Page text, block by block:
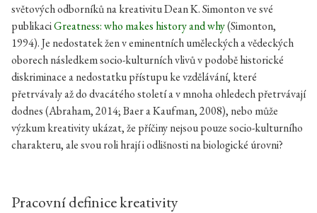
světových odborníků na kreativitu Dean K. Simonton ve své
publikaciGreatness: who makes history and why(Simonton,
1994). Je nedostatek žen v eminentních uměleckých a vědeckých
oborech následkem socio-kulturních vlivů v podobě historické
diskriminace a nedostatku přístupu ke vzdělávání, které
přetrvávaly až do dvacátého století a v mnoha ohledech přetrvávají
dodnes (Abraham, 2014; Baer a Kaufman, 2008), nebo může
výzkum kreativity ukázat, že příčiny nejsou pouze socio-kulturního
charakteru, ale svou roli hrají i odlišnosti na biologické úrovni?
Pracovní definice kreativity